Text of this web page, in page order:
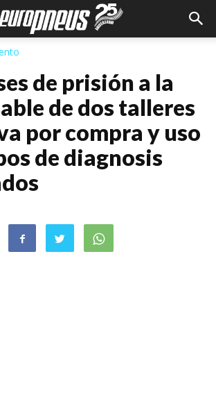
de prisión a la
de dos talleres
por compra y uso
de diagnosis